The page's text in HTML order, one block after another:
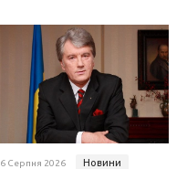
6 Серпня 2026 Новини